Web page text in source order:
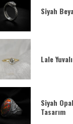
Siyah
Lale
Siyah
Tasarım